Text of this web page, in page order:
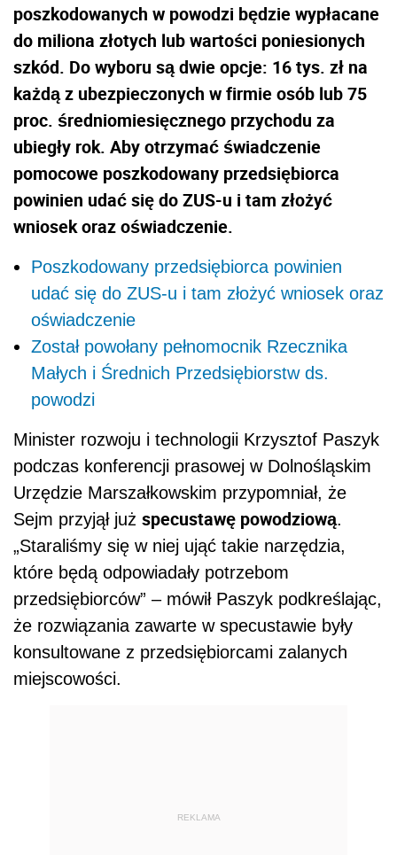
poszkodowanych w powodzi będzie wypłacane
do miliona złotych lub wartości poniesionych
szkód. Do wyboru są dwie opcje: 16 tys. zł na
każdą z ubezpieczonych w firmie osób lub 75
proc. średniomiesięcznego przychodu za
ubiegły rok. Aby otrzymać świadczenie
pomocowe poszkodowany przedsiębiorca
powinien udać się do ZUS-u i tam złożyć
wniosek oraz oświadczenie.
Poszkodowany przedsiębiorca powinien
udać się do ZUS-u i tam złożyć wniosek oraz
oświadczenie
Został powołany pełnomocnik Rzecznika
Małych i Średnich Przedsiębiorstw ds.
powodzi
Minister rozwoju i technologii Krzysztof Paszyk
podczas konferencji prasowej w Dolnośląskim
Urzędzie Marszałkowskim przypomniał, że
Sejm przyjął już specustawę powodziową.
„Staraliśmy się w niej ująć takie narzędzia,
które będą odpowiadały potrzebom
przedsiębiorców” – mówił Paszyk podkreślając,
że rozwiązania zawarte w specustawie były
konsultowane z przedsiębiorcami zalanych
miejscowości.
REKLAMA